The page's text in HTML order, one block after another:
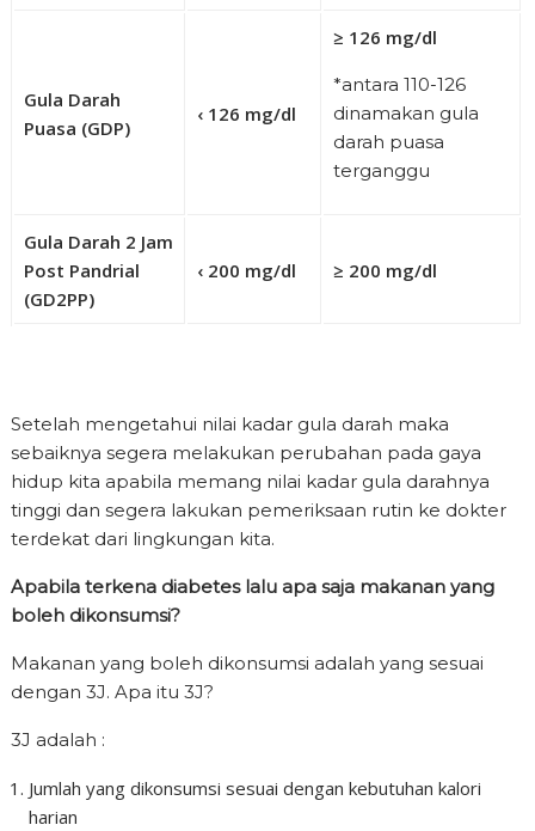
Gula Darah
Puasa (GDP)
‹ 126 mg/dl
≥ 126 mg/dl
*antara 110-126
dinamakan gula
darah puasa
terganggu
Gula Darah 2 Jam
Post Pandrial
(GD2PP)
‹ 200 mg/dl ≥ 200 mg/dl
Setelah mengetahui nilai kadar gula darah maka
sebaiknya segera melakukan perubahan pada gaya
hidup kita apabila memang nilai kadar gula darahnya
tinggi dan segera lakukan pemeriksaan rutin ke dokter
terdekat dari lingkungan kita.
Apabila terkena diabetes lalu apa saja makanan yang
boleh dikonsumsi?
Makanan yang boleh dikonsumsi adalah yang sesuai
dengan 3J. Apa itu 3J?
3J adalah :
Jumlah yang dikonsumsi sesuai dengan kebutuhan kalori
harian